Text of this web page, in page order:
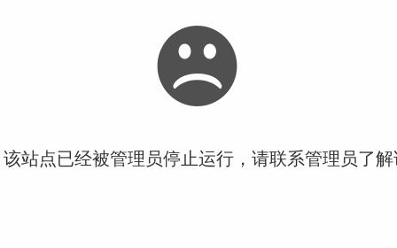
站点已经被管理员停止运行，请联系管理员了